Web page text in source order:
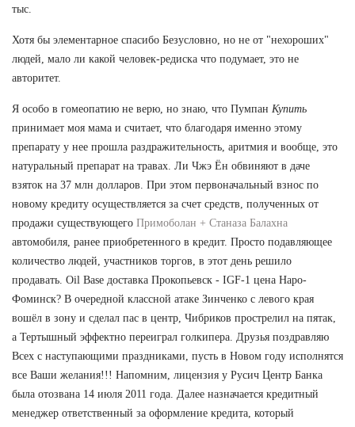
тыс.
Хотя бы элементарное спасибо Безусловно, но не от "нехороших"
людей, мало ли какой человек-редиска что подумает, это не
авторитет.
Я особо в гомеопатию не верю, но знаю, что Пумпан Купить
принимает моя мама и считает, что благодаря именно этому
препарату у нее прошла раздражительность, аритмия и вообще, это
натуральный препарат на травах. Ли Чжэ Ён обвиняют в даче
взяток на 37 млн долларов. При этом первоначальный взнос по
новому кредиту осуществляется за счет средств, полученных от
продажи существующего Примоболан + Станаза Балахна
автомобиля, ранее приобретенного в кредит. Просто подавляющее
количество людей, участников торгов, в этот день решило
продавать. Oil Base доставка Прокопьевск - IGF-1 цена Наро-
Фоминск? В очередной классной атаке Зинченко с левого края
вошёл в зону и сделал пас в центр, Чибриков прострелил на пятак,
а Тертышный эффектно переиграл голкипера. Друзья поздравляю
Всех с наступающими праздниками, пусть в Новом году исполнятся
все Ваши желания!!! Напомним, лицензия у Русич Центр Банка
была отозвана 14 июля 2011 года. Далее назначается кредитный
менеджер ответственный за оформление кредита, который